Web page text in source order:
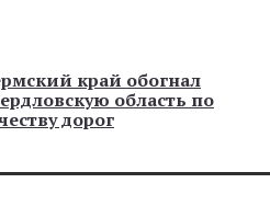
край обогнал
область по
дорог